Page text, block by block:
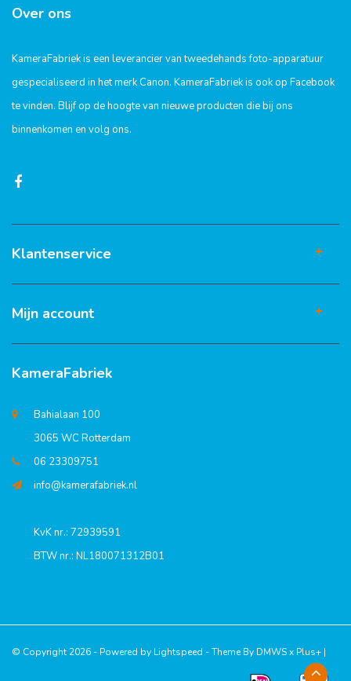
Over ons
KameraFabriek is een leverancier van tweedehands foto-apparatuur
gespecialiseerd in het merk Canon. KameraFabriek is ook op Facebook
te vinden. Blijf op de hoogte van nieuwe producten die bij ons
binnenkomen en volg ons.
Klantenservice
Mijn account
KameraFabriek
Bahialaan 100
3065 WC Rotterdam
06 23309751
info@kamerafabriek.nl
KvK nr.: 72939591
BTW nr.: NL180071312B01
© Copyright 2026 - Powered by Lightspeed - Theme By DMWSx Plus+ |